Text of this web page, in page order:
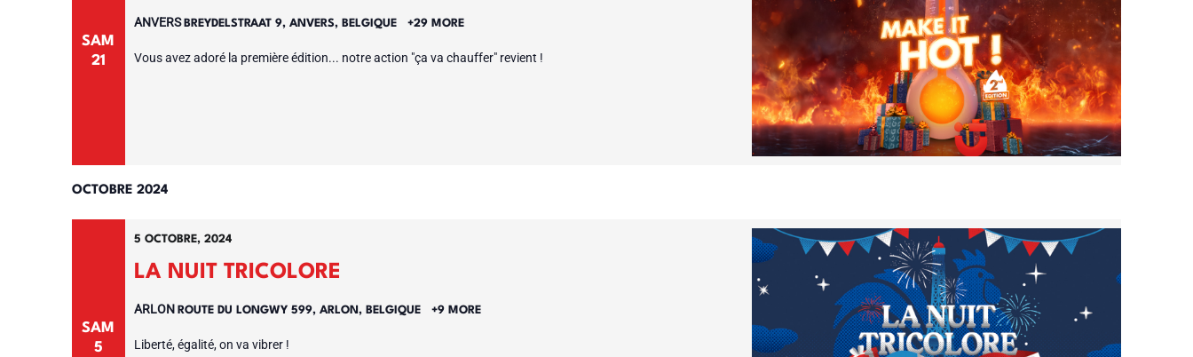
SAM
21
ANVERS BREYDELSTRAAT 9, ANVERS, BELGIQUE +29 MORE
Vous avez adoré la première édition... notre action "ça va chauffer" revient !
OCTOBRE 2024
SAM
5
LA NUIT TRICOLORE
5 OCTOBRE, 2024
ARLON ROUTE DU LONGWY 599, ARLON, BELGIQUE +9 MORE
Liberté, égalité, on va vibrer !